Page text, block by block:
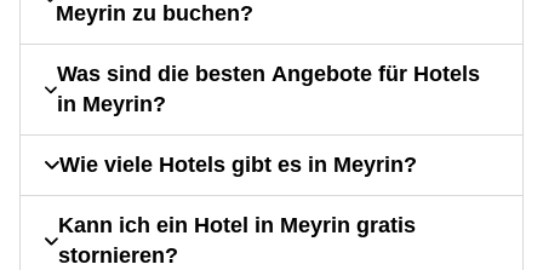
Meyrin zu buchen?
Was sind die besten Angebote für Hotels
in Meyrin?
Wie viele Hotels gibt es in Meyrin?
Kann ich ein Hotel in Meyrin gratis
stornieren?